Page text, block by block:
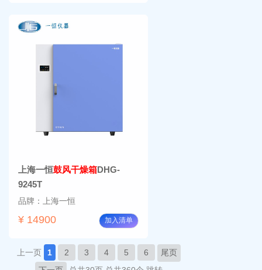
上海一恒鼓风干燥箱DHG-
9245T
品牌：上海一恒
¥ 14900 加入清单
上一页 1 2 3 4 5 6
尾页